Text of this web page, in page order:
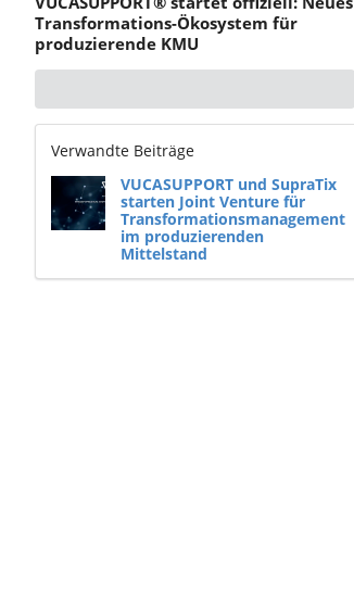
Transformations-Ökosystem für
produzierende KMU
Verwandte Beiträge
VUCASUPPORT und SupraTix
starten Joint Venture für
Transformationsmanagement
im produzierenden
Mittelstand